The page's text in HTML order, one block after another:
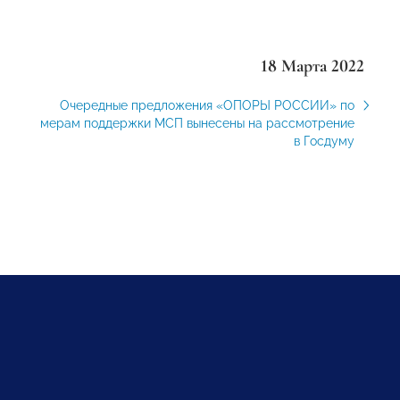
18 Марта 2022
Очередные предложения «ОПОРЫ РОССИИ» по
мерам поддержки МСП вынесены на рассмотрение
в Госдуму